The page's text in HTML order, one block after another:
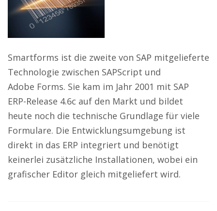
Smartforms ist die zweite von SAP mitgelieferte
Technologie zwischen SAPScript und
Adobe Forms. Sie kam im Jahr 2001 mit SAP
ERP-Release 4.6c auf den Markt und bildet
heute noch die technische Grundlage für viele
Formulare. Die Entwicklungsumgebung ist
direkt in das ERP integriert und benötigt
keinerlei zusätzliche Installationen, wobei ein
grafischer Editor gleich mitgeliefert wird.